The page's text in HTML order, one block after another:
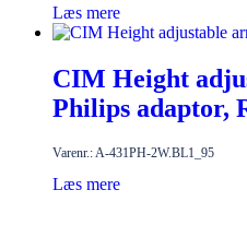
Læs mere
CIM Height
Philips adaptor,
Varenr.: A-431PH-2W.BL1_95
Læs mere